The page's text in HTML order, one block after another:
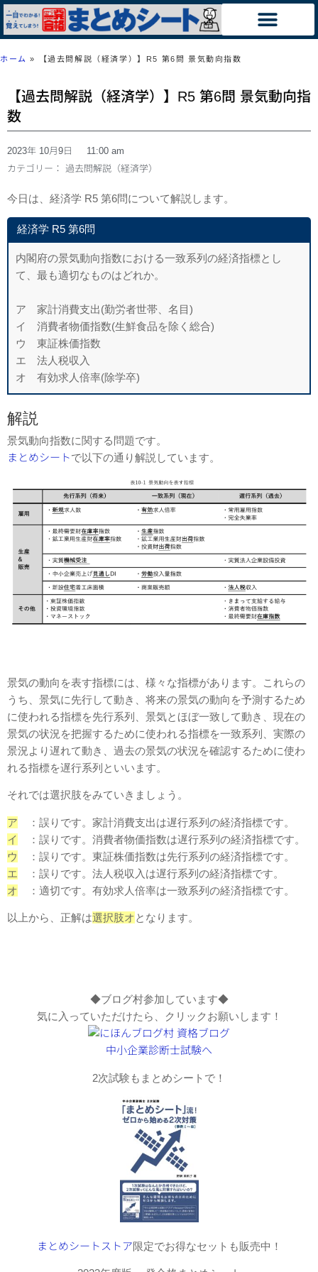
ホーム » 【過去問解説（経済学）】R5 第6問 景気動向指数
【過去問解説（経済学）】R5 第6問 景気動向指
数
2023年 10月9日
11:00 am
カテゴリー： 過去問解説（経済学）
今日は、経済学 R5 第6問について解説します。
経済学 R5 第6問
内閣府の景気動向指数における一致系列の経済指標とし
て、最も適切なものはどれか。
ア 家計消費支出(勤労者世帯、名目)
イ 消費者物価指数(生鮮食品を除く総合)
ウ 東証株価指数
エ 法人税収入
オ 有効求人倍率(除学卒)
解説
景気動向指数に関する問題です。
まとめシートで以下の通り解説しています。
景気の動向を表す指標には、様々な指標があります。これらの
うち、景気に先行して動き、将来の景気の動向を予測するため
に使われる指標を先行系列、景気とほぼ一致して動き、現在の
景気の状況を把握するために使われる指標を一致系列、実際の
景況より遅れて動き、過去の景気の状況を確認するために使わ
れる指標を遅行系列といいます。
それでは選択肢をみていきましょう。
ア ：誤りです。家計消費支出は遅行系列の経済指標です。
イ
：誤りです。消費者物価指数は遅行系列の経済指標です。
ウ
：誤りです。東証株価指数は先行系列の経済指標です。
エ ：誤りです。法人税収入は遅行系列の経済指標です。
オ ：適切です。有効求人倍率は一致系列の経済指標です。
以上から、正解は選択肢オとなります。
◆ブログ村参加しています◆
気に入っていただけたら、クリックお願いします！
2次試験もまとめシートで！
まとめシートストア限定でお得なセットも販売中！